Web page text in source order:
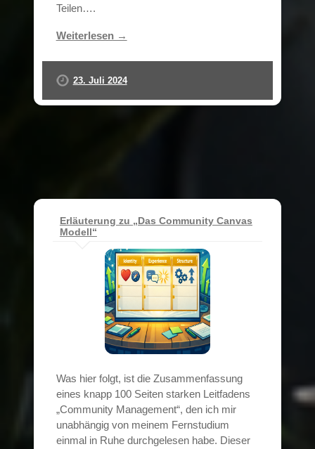
Teilen….
Weiterlesen →
23. Juli 2024
Erläuterung zu „Das Community Canvas
Modell“
Was hier folgt, ist die Zusammenfassung
eines knapp 100 Seiten starken Leitfadens
„Community Management“, den ich mir
unabhängig von meinem Fernstudium
einmal in Ruhe durchgelesen habe. Dieser